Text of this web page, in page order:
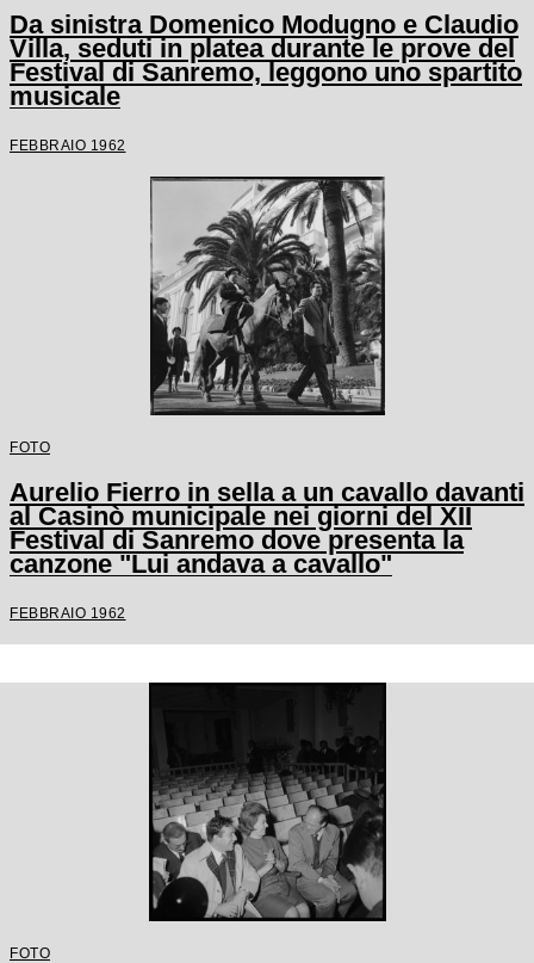
Da sinistra Domenico Modugno e Claudio
Villa, seduti in platea durante le prove del
Festival di Sanremo, leggono uno spartito
musicale
FEBBRAIO 1962
FOTO
Aurelio Fierro in sella a un cavallo davanti
al Casinò municipale nei giorni del XII
Festival di Sanremo dove presenta la
canzone "Lui andava a cavallo"
FEBBRAIO 1962
FOTO